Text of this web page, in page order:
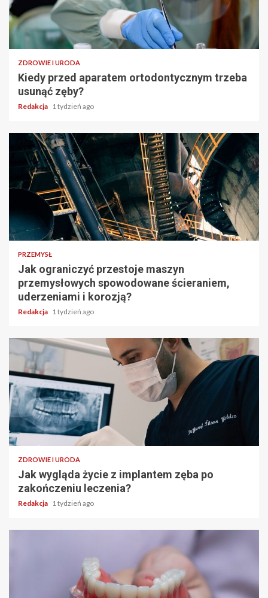
ZDROWIE I URODA
Kiedy przed aparatem ortodontycznym trzeba
usunąć zęby?
Redakcja 1 tydzień ago
PRZEMYSŁ
Jak ograniczyć przestoje maszyn
przemysłowych spowodowane ścieraniem,
uderzeniami i korozją?
Redakcja 1 tydzień ago
ZDROWIE I URODA
Jak wygląda życie z implantem zęba po
zakończeniu leczenia?
Redakcja 1 tydzień ago